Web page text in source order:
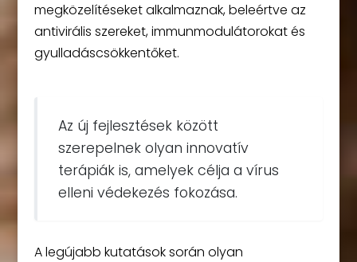
megközelítéseket alkalmaznak, beleértve az
antivirális szereket, immunmodulátorokat és
gyulladáscsökkentőket.
Az új fejlesztések között
szerepelnek olyan innovatív
terápiák is, amelyek célja a vírus
elleni védekezés fokozása.
A legújabb kutatások során olyan